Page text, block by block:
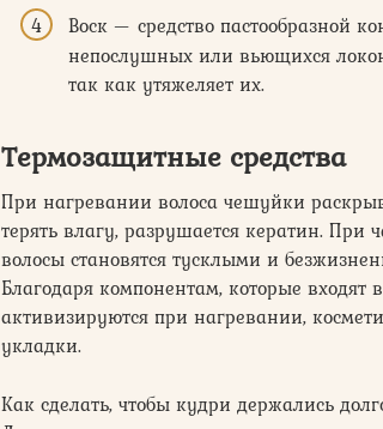
Воск — средство пастообразной
непослушных или вьющихся
так как утяжеляет их.
Термозащитные средства
При нагревании волоса чешуйки
терять влагу, разрушается кератин. При
волосы становятся тусклыми и
Благодаря компонентам, которые входят
активизируются при нагревании,
укладки.
Как сделать, чтобы кудри держались